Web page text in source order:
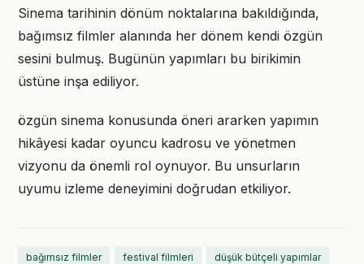
Sinema tarihinin dönüm noktalarına bakıldığında,
bağımsız filmler alanında her dönem kendi özgün
sesini bulmuş. Bugünün yapımları bu birikimin
üstüne inşa ediliyor.
özgün sinema konusunda öneri ararken yapımın
hikâyesi kadar oyuncu kadrosu ve yönetmen
vizyonu da önemli rol oynuyor. Bu unsurların
uyumu izleme deneyimini doğrudan etkiliyor.
bağımsız filmler festival filmleri düşük bütçeli yapımlar